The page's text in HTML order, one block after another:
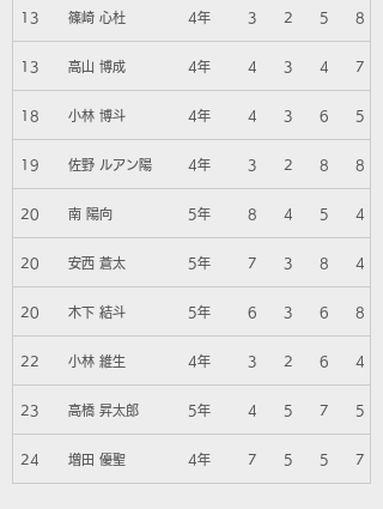
13 篠崎 心杜 4年 3 2 5 8
13 高山 博成 4年 4 3 4 7
18 小林 博斗 4年 4 3 6 5
19 佐野 ルアン陽 4年 3 2 8 8
20 南 陽向 5年 8 4 5 4
20 安西 蒼太 5年 7 3 8 4
20 木下 結斗 5年 6 3 6 8
22 小林 維生 4年 3 2 6 4
23 高橋 昇太郎 5年 4 5 7 5
24 増田 優聖 4年 7 5 5 7